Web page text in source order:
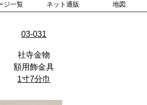
ジ一覧 ネット通販 地図
03-031
社寺金物
額用飾金具
1寸7分巾